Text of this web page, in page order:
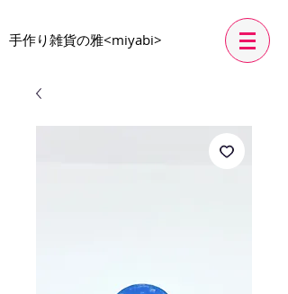
​手作り雑貨の雅<miyabi>